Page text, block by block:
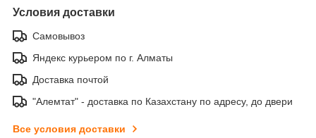
Условия доставки
Самовывоз
Яндекс курьером по г. Алматы
Доставка почтой
"Алемтат" - доставка по Казахстану по адресу, до двери
Все условия доставки